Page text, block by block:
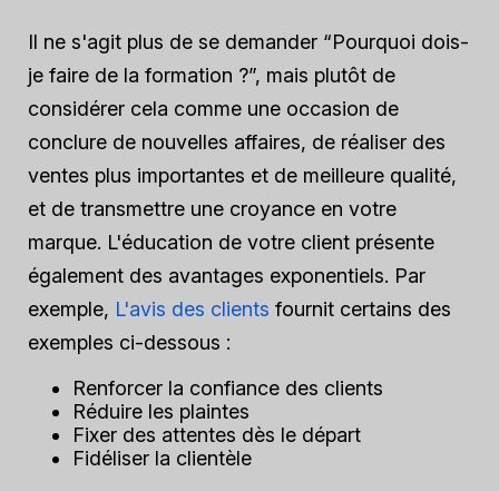
Il ne s'agit plus de se demander “Pourquoi dois-
je faire de la formation ?”, mais plutôt de
considérer cela comme une occasion de
conclure de nouvelles affaires, de réaliser des
ventes plus importantes et de meilleure qualité,
et de transmettre une croyance en votre
marque. L'éducation de votre client présente
également des avantages exponentiels. Par
exemple, L'avis des clients fournit certains des
exemples ci-dessous :
Renforcer la confiance des clients
Réduire les plaintes
Fixer des attentes dès le départ
Fidéliser la clientèle